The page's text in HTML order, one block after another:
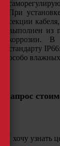
При
секции
выполнен из
коррозии. В
стандарту
особо
Запрос
Я хочу узнать